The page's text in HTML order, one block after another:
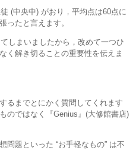
(中央中) がおり，平均点は60点に
ったと言えます。
しまいましたから，改めて一つひ
く解き切ることの重要性を伝えま
るまでとにかく質問してくれます
のではなく『Genius』(大修館書店)
問題といった “お手軽なもの” は不